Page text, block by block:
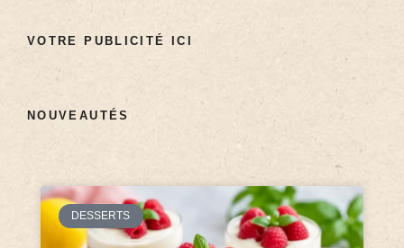
VOTRE PUBLICITÉ ICI
NOUVEAUTÉS
DESSERTS